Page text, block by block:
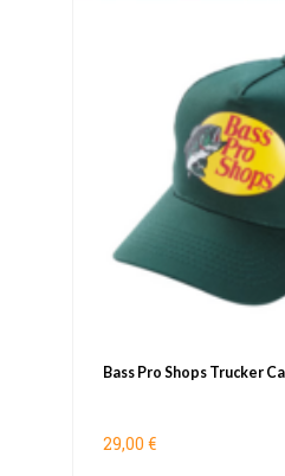
Bass Pro Shops Trucker
29,00 €